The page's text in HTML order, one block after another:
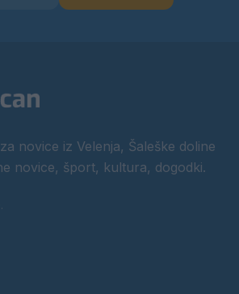
novice iz Velenja, Šaleške doline
novice, šport, kultura, dogodki.